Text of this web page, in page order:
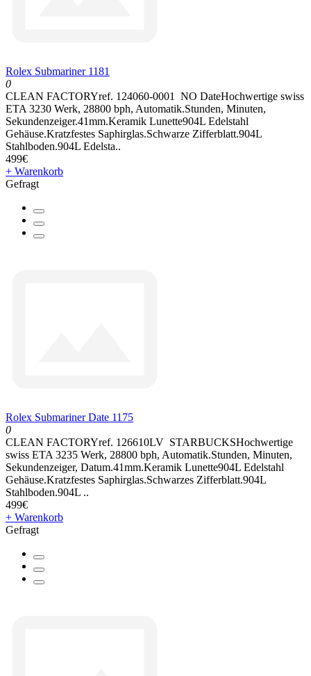
Rolex Submariner 1181
0
CLEAN FACTORYref. 124060-0001 NO DateHochwertige swiss
ETA 3230 Werk, 28800 bph, Automatik.Stunden, Minuten,
Sekundenzeiger.41mm.Keramik Lunette904L Edelstahl
Gehäuse.Kratzfestes Saphirglas.Schwarze Zifferblatt.904L
Stahlboden.904L Edelsta..
499€
+ Warenkorb
Gefragt
Rolex Submariner Date 1175
0
CLEAN FACTORYref. 126610LV STARBUCKSHochwertige
swiss ETA 3235 Werk, 28800 bph, Automatik.Stunden, Minuten,
Sekundenzeiger, Datum.41mm.Keramik Lunette904L Edelstahl
Gehäuse.Kratzfestes Saphirglas.Schwarzes Zifferblatt.904L
Stahlboden.904L ..
499€
+ Warenkorb
Gefragt